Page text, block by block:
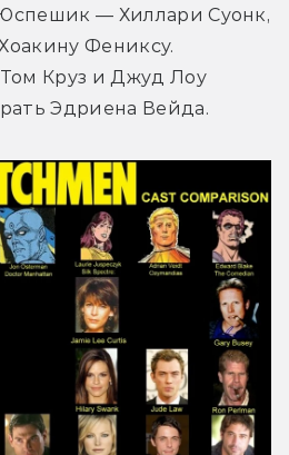
— Хиллари Суонк,
Фениксу.
Круз и Джуд Лоу
Эдриена Вейда.